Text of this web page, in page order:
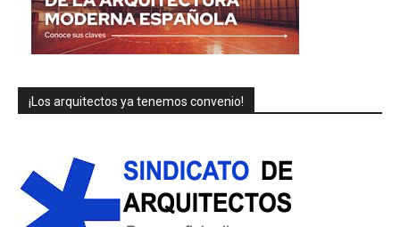
¡Los arquitectos ya tenemos convenio!